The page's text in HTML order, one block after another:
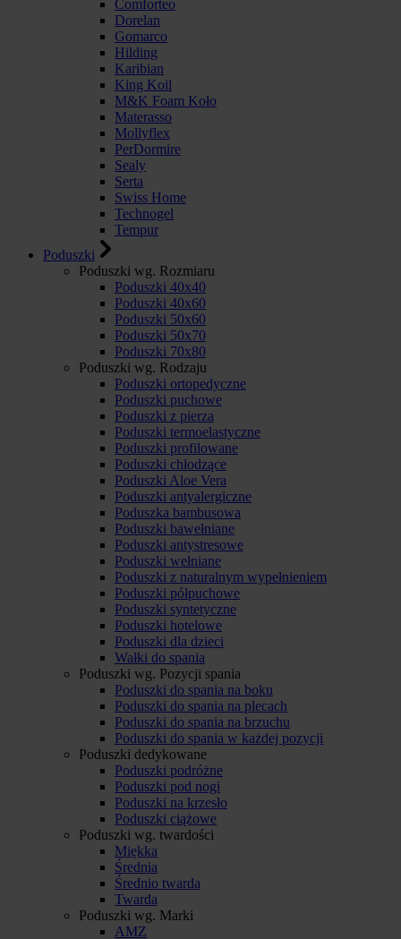
Comforteo
Dorelan
Gomarco
Hilding
Karibian
King Koil
M&K Foam Koło
Materasso
Mollyflex
PerDormire
Sealy
Serta
Swiss Home
Technogel
Tempur
Poduszki
Poduszki wg. Rozmiaru
Poduszki 40x40
Poduszki 40x60
Poduszki 50x60
Poduszki 50x70
Poduszki 70x80
Poduszki wg. Rodzaju
Poduszki ortopedyczne
Poduszki puchowe
Poduszki z pierza
Poduszki termoelastyczne
Poduszki profilowane
Poduszki chłodzące
Poduszki Aloe Vera
Poduszki antyalergiczne
Poduszka bambusowa
Poduszki bawełniane
Poduszki antystresowe
Poduszki wełniane
Poduszki z naturalnym wypełnieniem
Poduszki półpuchowe
Poduszki syntetyczne
Poduszki hotelowe
Poduszki dla dzieci
Wałki do spania
Poduszki wg. Pozycji spania
Poduszki do spania na boku
Poduszki do spania na plecach
Poduszki do spania na brzuchu
Poduszki do spania w każdej pozycji
Poduszki dedykowane
Poduszki podróżne
Poduszki pod nogi
Poduszki na krzesło
Poduszki ciążowe
Poduszki wg. twardości
Miękka
Średnia
Średnio twarda
Twarda
Poduszki wg. Marki
AMZ